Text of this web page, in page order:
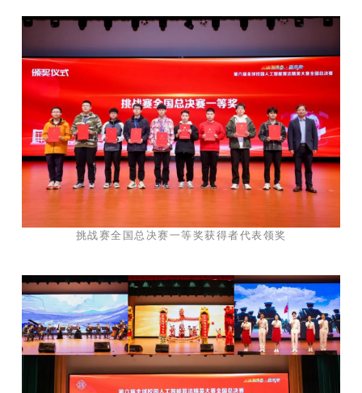
挑战赛全国总决赛一等奖获得者代表领奖